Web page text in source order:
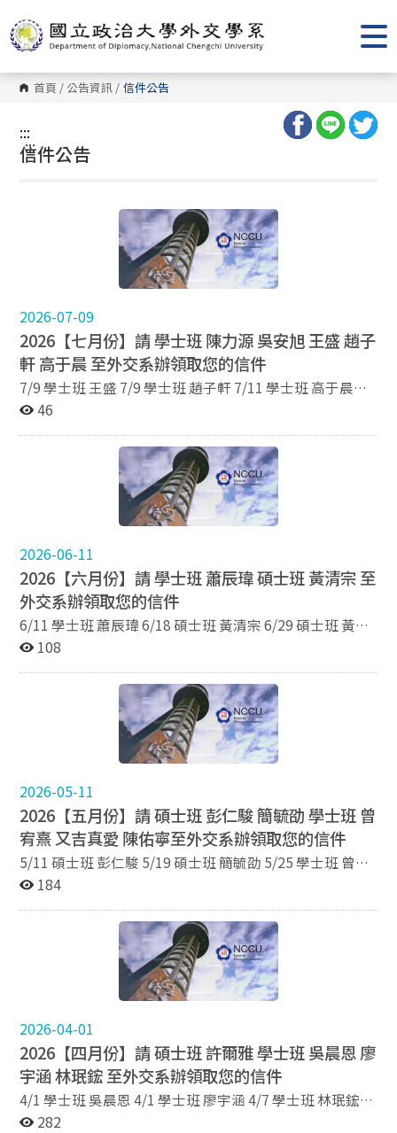
到
主
要
內
容
區 首頁 / 公告資訊 / 信件公告
:::
:::
信件公告
2026-07-09
2026【七月份】請 學士班 陳力源 吳安旭 王盛 趙子
軒 高于晨 至外交系辦領取您的信件
7/9 學士班 王盛 7/9 學士班 趙子軒 7/11 學士班 高于晨
7/22 學士班 吳安旭 7/23 學士班 韓序準 7/23 碩士班 黃清
46
2026-06-11
2026【六月份】請 學士班 蕭辰瑋 碩士班 黃清宗 至
外交系辦領取您的信件
6/11 學士班 蕭辰瑋 6/18 碩士班 黃清宗 6/29 碩士班 黃清
宗 108
2026-05-11
2026【五月份】請 碩士班 彭仁駿 簡毓劭 學士班 曾
宥熹 又吉真愛 陳佑寧至外交系辦領取您的信件
5/11 碩士班 彭仁駿 5/19 碩士班 簡毓劭 5/25 學士班 曾宥
184
2026-04-01
2026【四月份】請 碩士班 許爾雅 學士班 吳晨恩 廖
宇涵 林珉鋐 至外交系辦領取您的信件
4/1 學士班 吳晨恩 4/1 學士班 廖宇涵 4/7 學士班 林珉鋐
4/14 碩士班 許爾雅
282